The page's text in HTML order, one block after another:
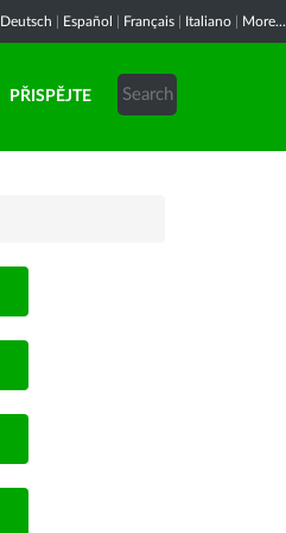
Deutsch Español Français Italiano More...
PŘISPĚJTE